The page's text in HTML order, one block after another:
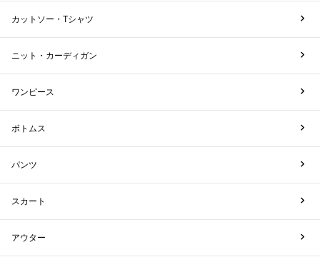
カットソー・Tシャツ
ニット・カーディガン
ワンピース
ボトムス
パンツ
スカート
アウター